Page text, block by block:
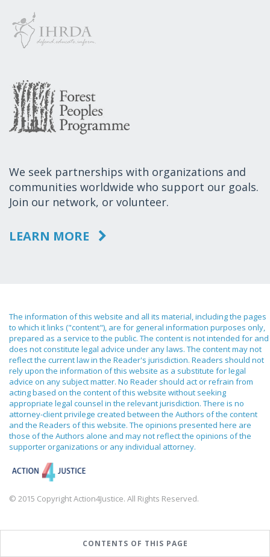
CONTENTS OF THIS PAGE
We seek partnerships with organizations and
communities worldwide who support our goals.
Join our network, or volunteer.
LEARN MORE
The information of this website and all its material, including the pages
to which it links ("content"), are for general information purposes only,
prepared as a service to the public. The content is not intended for and
does not constitute legal advice under any laws. The content may not
reflect the current law in the Reader's jurisdiction. Readers should not
rely upon the information of this website as a substitute for legal
advice on any subject matter. No Reader should act or refrain from
acting based on the content of this website without seeking
appropriate legal counsel in the relevant jurisdiction. There is no
attorney-client privilege created between the Authors of the content
and the Readers of this website. The opinions presented here are
those of the Authors alone and may not reflect the opinions of the
supporter organizations or any individual attorney.
© 2015 Copyright Action4Justice. All Rights Reserved.
English Español ( Spanish